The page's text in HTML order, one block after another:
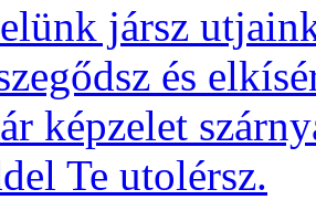
jársz
és
képzelet
Te utolérsz.